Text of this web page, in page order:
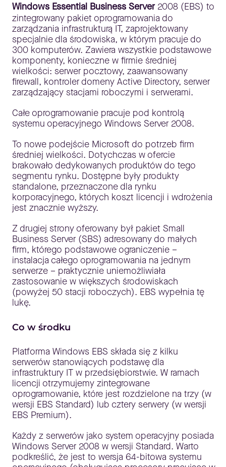
Windows Essential Business Server2008 (EBS) to
zintegrowany pakiet oprogramowania do
zarządzania infrastrukturą IT, zaprojektowany
specjalnie dla środowiska, w którym pracuje do
300 komputerów. Zawiera wszystkie podstawowe
komponenty, konieczne w firmie średniej
wielkości: serwer pocztowy, zaawansowany
firewall, kontroler domeny Active Directory, serwer
zarządzający stacjami roboczymi i serwerami.
Całe oprogramowanie pracuje pod kontrolą
systemu operacyjnego Windows Server 2008.
To nowe podejście Microsoft do potrzeb firm
średniej wielkości. Dotychczas w ofercie
brakowało dedykowanych produktów do tego
segmentu rynku. Dostępne były produkty
standalone, przeznaczone dla rynku
korporacyjnego, których koszt licencji i wdrożenia
jest znacznie wyższy.
Z drugiej strony oferowany był pakiet Small
Business Server (SBS) adresowany do małych
firm, którego podstawowe ograniczenie –
instalacja całego oprogramowania na jednym
serwerze – praktycznie uniemożliwiała
zastosowanie w większych środowiskach
(powyżej 50 stacji roboczych). EBS wypełnia tę
lukę.
Co w środku
Platforma Windows EBS składa się z kilku
serwerów stanowiących podstawę dla
infrastruktury IT w przedsiębiorstwie. W ramach
licencji otrzymujemy zintegrowane
oprogramowanie, które jest rozdzielone na trzy (w
wersji EBS Standard) lub cztery serwery (w wersji
EBS Premium).
Każdy z serwerów jako system operacyjny posiada
Windows Server 2008 w wersji Standard. Warto
podkreślić, że jest to wersja 64-bitowa systemu